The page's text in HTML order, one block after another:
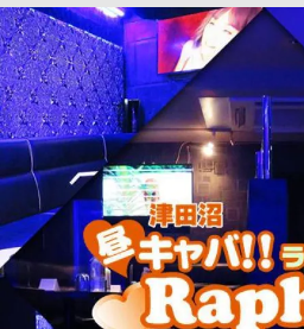
店
舗
PR
画
像